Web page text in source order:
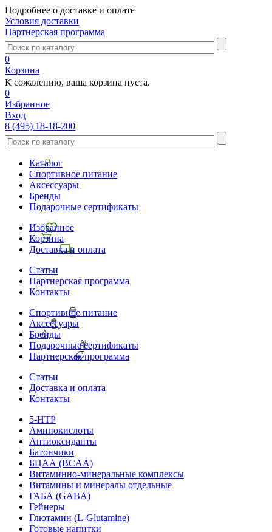
Подробнее о доставке и оплате
Условия доставки
Партнерская программа
0
Корзина
К сожалению, ваша корзина пуста.
0
Избранное
Вход
8 (495) 18-18-200
Каталог
Спортивное питание
Аксессуары
Бренды
Подарочные сертификаты
Избранное
Корзина
Доставка и оплата
Статьи
Партнерская программа
Контакты
Спортивное питание
Аксессуары
Бренды
Подарочные сертификаты
Партнерская программа
Статьи
Доставка и оплата
Контакты
5-HTP
Аминокислоты
Антиоксиданты
Батончики
БЦАА (BCAA)
Витаминно-минеральные комплексы
Витамины и минералы отдельные
ГАБА (GABA)
Гейнеры
Глютамин (L-Glutamine)
Готовые напитки